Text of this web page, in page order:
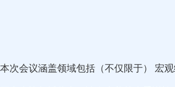
本次会议涵盖领域包括（不仅限于） 宏